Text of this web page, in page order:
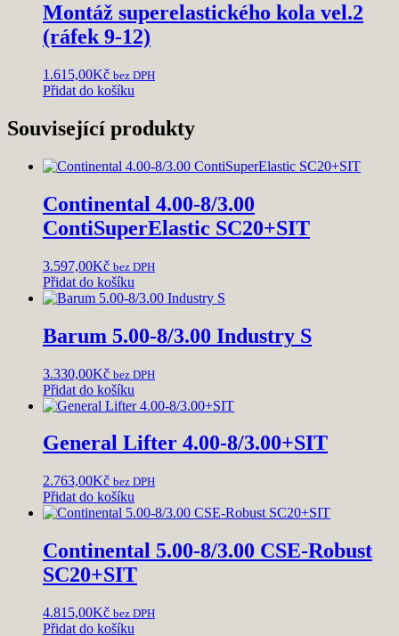
Montáž superelastického kola vel.2
(ráfek 9-12)
1.615,00Kč bez DPH
Přidat do košíku
Související produkty
Continental 4.00-8/3.00
ContiSuperElastic SC20+SIT
3.597,00Kč bez DPH
Přidat do košíku
Barum 5.00-8/3.00 Industry S
3.330,00Kč bez DPH
Přidat do košíku
General Lifter 4.00-8/3.00+SIT
2.763,00Kč bez DPH
Přidat do košíku
Continental 5.00-8/3.00 CSE-Robust
SC20+SIT
4.815,00Kč bez DPH
Přidat do košíku